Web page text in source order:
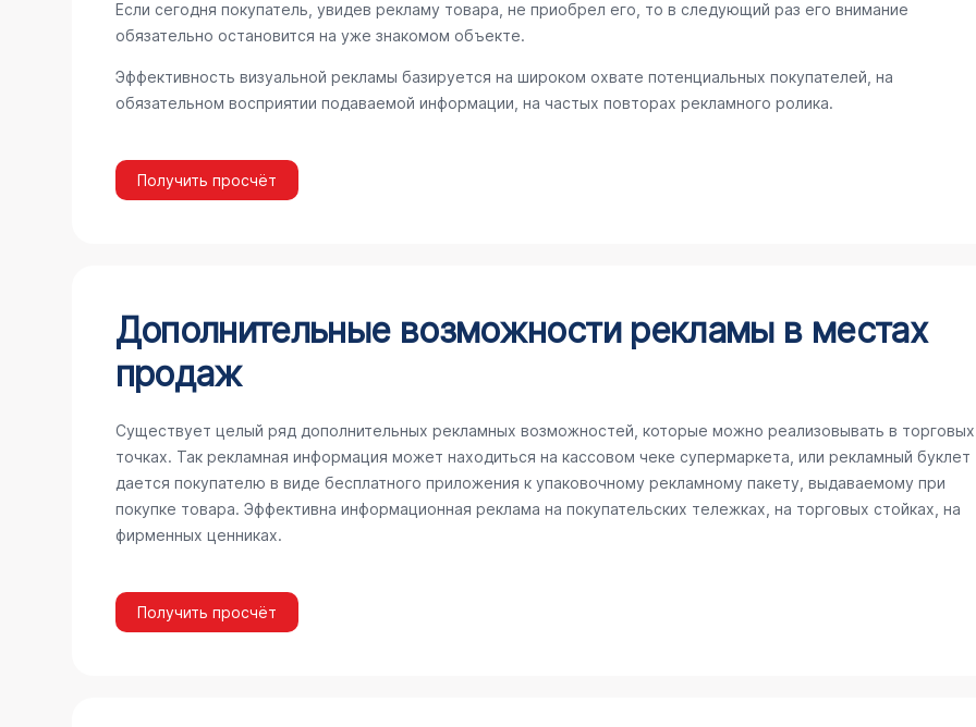
Если сегодня покупатель, увидев рекламу товара, не приобрел его, то в следующий раз его внимание
обязательно остановится на уже знакомом объекте.
Эффективность визуальной рекламы базируется на широком охвате потенциальных покупателей, на
обязательном восприятии подаваемой информации, на частых повторах рекламного ролика.
Получить просчёт
Дополнительные возможности рекламы в местах
продаж
Существует целый ряд дополнительных рекламных возможностей, которые можно реализовывать в торговых
точках. Так рекламная информация может находиться на кассовом чеке супермаркета, или рекламный буклет
дается покупателю в виде бесплатного приложения к упаковочному рекламному пакету, выдаваемому при
покупке товара. Эффективна информационная реклама на покупательских тележках, на торговых стойках, на
фирменных ценниках.
Получить просчёт